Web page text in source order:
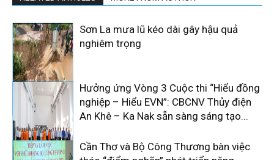
Sơn La mưa lũ kéo dài gây hậu quả
nghiêm trọng
Hưởng ứng Vòng 3 Cuộc thi “Hiểu đồng
nghiệp – Hiểu EVN”: CBCNV Thủy điện
An Khê – Ka Nak sẵn sàng sáng tạo...
Cần Thơ và Bộ Công Thương bàn việc